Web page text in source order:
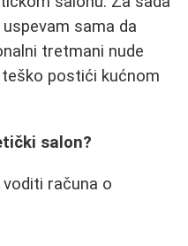
sama da
tretmani nude
postići kućnom
salon?
računa o